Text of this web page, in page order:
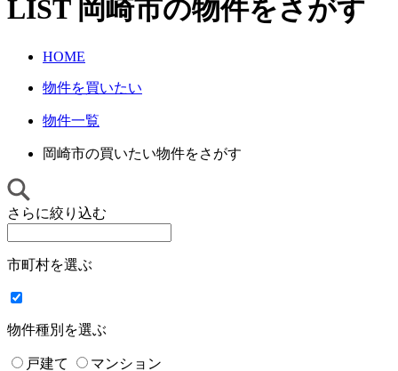
LIST 岡崎市の物件をさがす
HOME
物件を買いたい
物件一覧
岡崎市の買いたい物件をさがす
さらに絞り込む
市町村を選ぶ
物件種別を選ぶ
戸建て マンション